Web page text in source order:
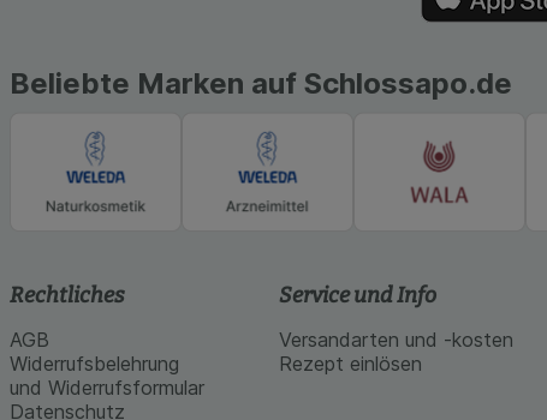
Beliebte Marken auf Schlossapo.de
Rechtliches
AGB
Widerrufsbelehrung
und Widerrufsformular
Datenschutz
Service und Info
Versandarten und -kosten
Rezept einlösen